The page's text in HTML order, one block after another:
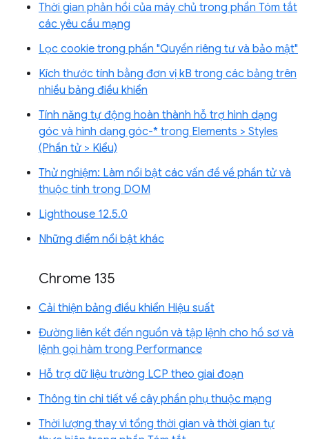
Thời gian phản hồi của máy chủ trong phần Tóm tắt
các yêu cầu mạng
Lọc cookie trong phần "Quyền riêng tư và bảo mật"
Kích thước tính bằng đơn vị kB trong các bảng trên
nhiều bảng điều khiển
Tính năng tự động hoàn thành hỗ trợ hình dạng
góc và hình dạng góc-* trong Elements > Styles
(Phần tử > Kiểu)
Thử nghiệm: Làm nổi bật các vấn đề về phần tử và
thuộc tính trong DOM
Lighthouse 12.5.0
Những điểm nổi bật khác
Chrome 135
Cải thiện bảng điều khiển Hiệu suất
Đường liên kết đến nguồn và tập lệnh cho hồ sơ và
lệnh gọi hàm trong Performance
Hỗ trợ dữ liệu trường LCP theo giai đoạn
Thông tin chi tiết về cây phần phụ thuộc mạng
Thời lượng thay vì tổng thời gian và thời gian tự